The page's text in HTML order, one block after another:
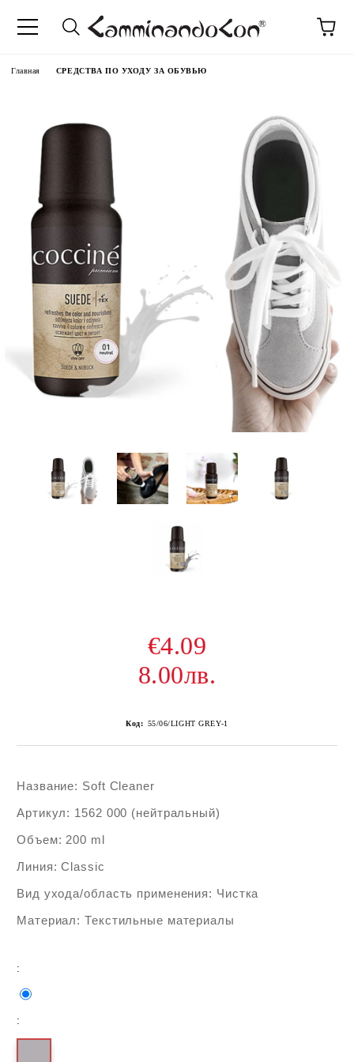
Главная СРЕДСТВА ПО УХОДУ ЗА ОБУВЬЮ
€4.09
8.00лв.
Код: 55/06/LIGHT GREY-1
Название: Soft Cleaner
Артикул: 1562 000 (нейтральный)
Объем: 200 ml
Линия: Classic
Вид ухода/область применения: Чистка
Материал: Текстильные материалы
:
: